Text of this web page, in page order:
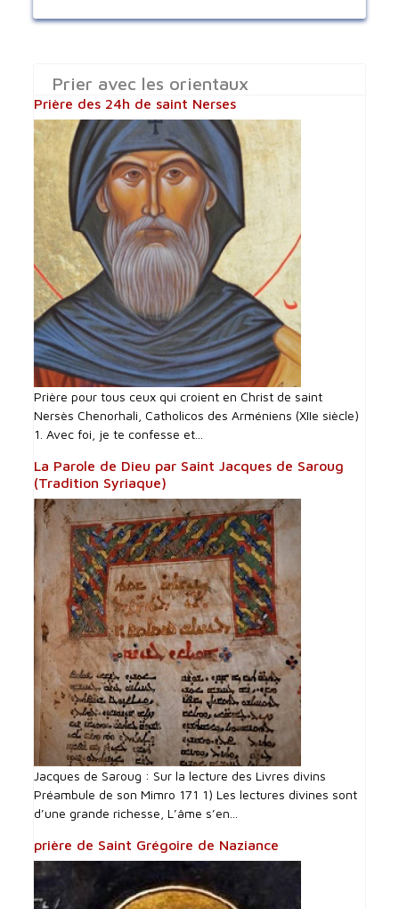
Prier avec les orientaux
Prière des 24h de saint Nerses
Prière pour tous ceux qui croient en Christ de saint
Nersès Chenorhali, Catholicos des Arméniens (XIIe siècle)
1. Avec foi, je te confesse et...
La Parole de Dieu par Saint Jacques de Saroug
(Tradition Syriaque)
Jacques de Saroug : Sur la lecture des Livres divins
Préambule de son Mimro 171 1) Les lectures divines sont
d’une grande richesse, L’âme s’en...
prière de Saint Grégoire de Naziance